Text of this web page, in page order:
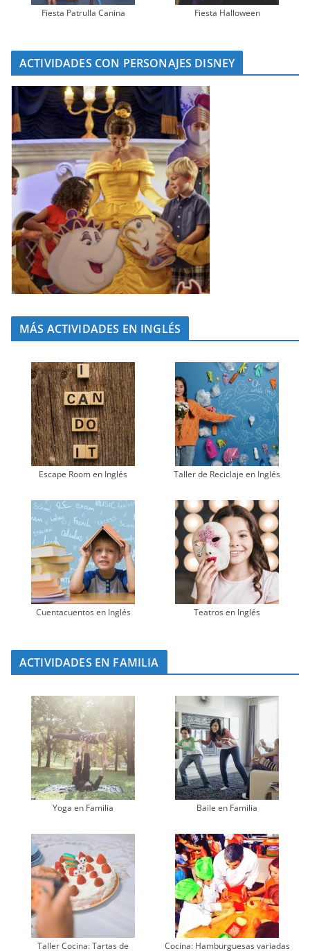
Fiesta Patrulla Canina Fiesta Halloween
ACTIVIDADES CON PERSONAJES DISNEY
MÁS ACTIVIDADES EN INGLÉS
Escape Room en Inglés Taller de Reciclaje en Inglés
Cuentacuentos en Inglés Teatros en Inglés
ACTIVIDADES EN FAMILIA
Yoga en Familia Baile en Familia
Taller Cocina: Tartas de
Cocina: Hamburguesas variadas